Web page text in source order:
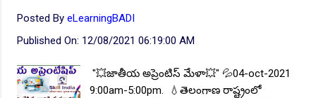
Posted By eLearningBADI
Published On: 12/08/2021 06:19:00 AM
"💥జాతీయ అప్రెంటిస్ మేళా💥" 💦04-oct-2021
9:00am-5:00pm. 💧తెలంగాణ రాష్ట్రంలో